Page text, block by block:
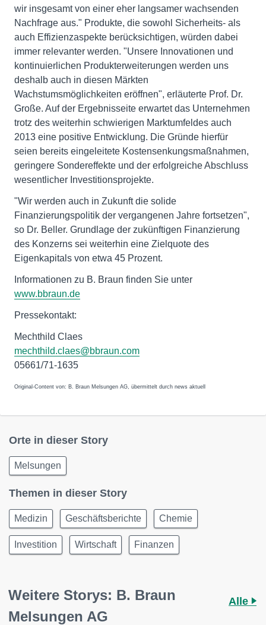
wir insgesamt von einer eher langsamer wachsenden
Nachfrage aus." Produkte, die sowohl Sicherheits- als
auch Effizienzaspekte berücksichtigen, würden dabei
immer relevanter werden. "Unsere Innovationen und
kontinuierlichen Produkterweiterungen werden uns
deshalb auch in diesen Märkten
Wachstumsmöglichkeiten eröffnen", erläuterte Prof. Dr.
Große. Auf der Ergebnisseite erwartet das Unternehmen
trotz des weiterhin schwierigen Marktumfeldes auch
2013 eine positive Entwicklung. Die Gründe hierfür
seien bereits eingeleitete Kostensenkungsmaßnahmen,
geringere Sondereffekte und der erfolgreiche Abschluss
wesentlicher Investitionsprojekte.
"Wir werden auch in Zukunft die solide
Finanzierungspolitik der vergangenen Jahre fortsetzen",
so Dr. Beller. Grundlage der zukünftigen Finanzierung
des Konzerns sei weiterhin eine Zielquote des
Eigenkapitals von etwa 45 Prozent.
Informationen zu B. Braun finden Sie unter
www.bbraun.de
Pressekontakt:
Mechthild Claes
mechthild.claes@bbraun.com
05661/71-1635
Original-Content von: B. Braun Melsungen AG, übermittelt durch news aktuell
Orte in dieser Story
Melsungen
Themen in dieser Story
Medizin Geschäftsberichte Chemie
Investition Wirtschaft Finanzen
Weitere Storys: B. Braun
Melsungen AG
Alle